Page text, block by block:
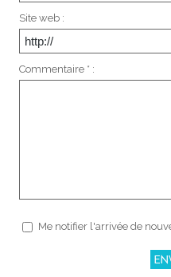
Site web :
Commentaire * :
Me notifier l'arrivée de